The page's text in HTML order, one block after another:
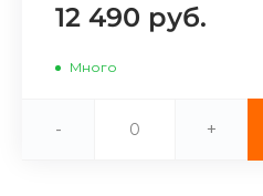
12 490 руб.
Много
- +